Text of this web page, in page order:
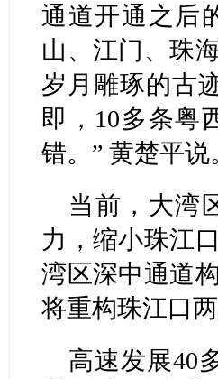
通道开通之后
山、江门、珠
岁月雕琢的古
即，10多条粤
错。” 黄楚平说
当前，大湾
力，缩小珠江
湾区深中通道
将重构珠江口
高速发展40